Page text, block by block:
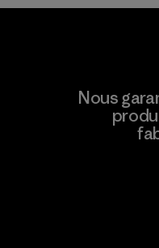
Singtex
Material-supplier
Nous